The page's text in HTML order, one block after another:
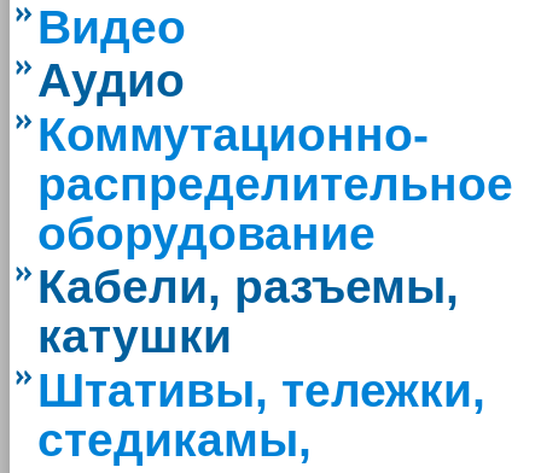
Видео
Аудио
Коммутационно-
распределительное
оборудование
Кабели, разъемы,
катушки
Штативы, тележки,
стедикамы,